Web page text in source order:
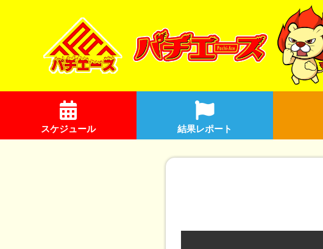
スケジュール 結果レポート